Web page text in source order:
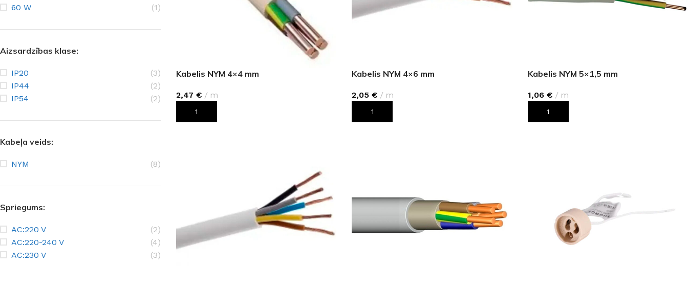
60 W
(1)
Aizsardzības klase:
IP20
(3)
IP44
(2)
IP54
(2)
Kabeļa veids:
NYM (8)
Spriegums:
AC:220 V
(2)
AC:220-240 V
(4)
AC:230 V
(3)
Kabelis NYM 4×4 mm
2,47 € m
PIEVIENOT GROZAM
Kabelis NYM 4×6 mm
2,05 € m
PIEVIENOT GROZAM
Kabelis NYM 5×1,5 mm
1,06 € m
PIEVIENOT GROZAM